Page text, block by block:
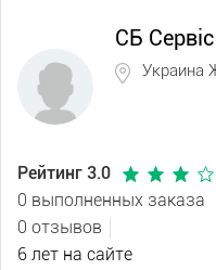
СБ Сервіс
Украина
Рейтинг 3.0
0 выполненных заказа
0 отзывов
6 лет на сайте